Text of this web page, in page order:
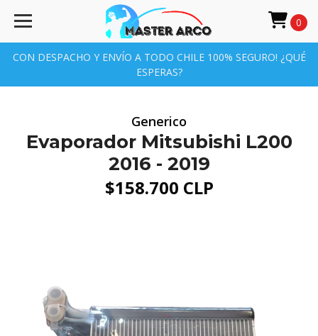
CON DESPACHO Y ENVÍO A TODO CHILE 100% SEGURO! ¿QUÉ
ESPERAS?
0
Generico
Evaporador Mitsubishi L200
2016 - 2019
$158.700 CLP